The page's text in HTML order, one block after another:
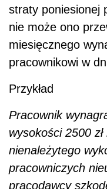
straty poniesionej
nie może ono
miesięcznego
pracownikowi w
Przykład
Pracownik
wysokości 2500
nienależytego
pracowniczych
pracodawcy